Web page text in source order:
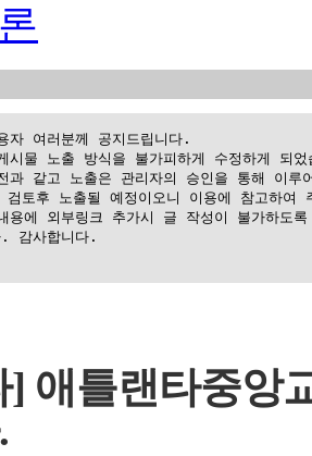
자 여러분께 공지드립니다.
시물 노출 방식을 불가피하게 수정하게 되었
과 같고 노출은 관리자의 승인을 통해 이루
토후 노출될 예정이오니 이용에 참고하여
용에 외부링크 추가시 글 작성이 불가하도
. 감사합니다.
] 애틀랜타중앙